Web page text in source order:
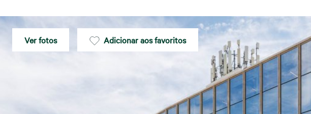
Ver fotos Adicionar aos favoritos